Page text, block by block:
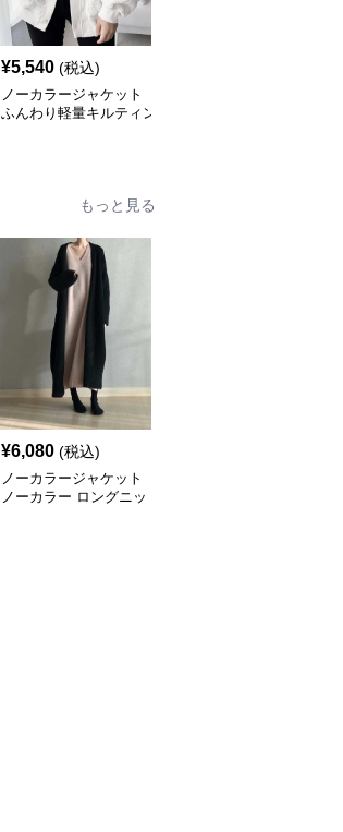
¥5,540 (税込)
ノーカラージャケット
ふんわり軽量キルティン
もっと見る
¥6,080 (税込)
ノーカラージャケット
ノーカラー ロングニッ